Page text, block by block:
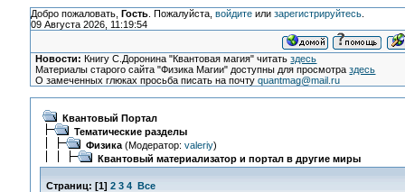
Добро пожаловать, Гость. Пожалуйста, войдитеили зарегистрируйтесь.
09 Августа 2026, 11:19:54
Новости: Книгу С.Доронина "Квантовая магия" читатьздесь
Материалы старого сайта "Физика Магии" доступны для просмотраздесь
О замеченных глюках просьба писать на почтуquantmag@mail.ru
Квантовый Портал
Тематические разделы
Физика(Модератор: valeriy)
Квантовый материализатор и портал в другие миры
Страниц: [1] 2 3 4 Все